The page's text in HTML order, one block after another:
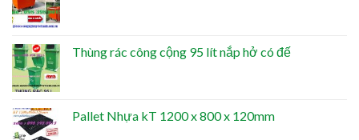
Thùng rác công cộng 95 lít nắp hở có đế
Pallet Nhựa kT 1200 x 800 x 120mm